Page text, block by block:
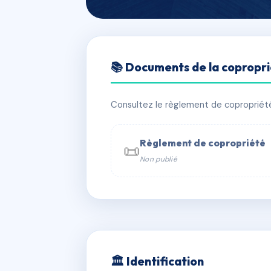
LES BURRIAUX
📍 LES BURRIAUX 139 C RUE DE LA
📞 Contacter Syndic Digital
📚 Documents de la
Consultez le règlement de
📜Règlement de copropriété
Non publié
🏛 Identification